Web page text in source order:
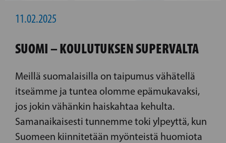
11.02.2025
SUOMI – KOULUTUKSEN SUPERVALTA
Meillä suomalaisilla on taipumus vähätellä
itseämme ja tuntea olomme epämukavaksi,
jos jokin vähänkin haiskahtaa kehulta.
Samanaikaisesti tunnemme toki ylpeyttä, kun
Suomeen kiinnitetään myönteistä huomiota